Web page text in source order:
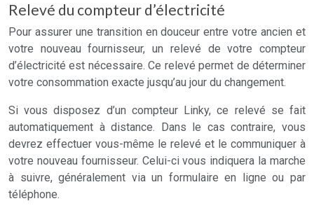
Relevé du compteur d’électricité
Pour assurer une transition en douceur entre votre ancien et
votre nouveau fournisseur, un relevé de votre compteur
d’électricité est nécessaire. Ce relevé permet de déterminer
votre consommation exacte jusqu’au jour du changement.
Si vous disposez d’un compteur Linky, ce relevé se fait
automatiquement à distance. Dans le cas contraire, vous
devrez effectuer vous-même le relevé et le communiquer à
votre nouveau fournisseur. Celui-ci vous indiquera la marche
à suivre, généralement via un formulaire en ligne ou par
téléphone.